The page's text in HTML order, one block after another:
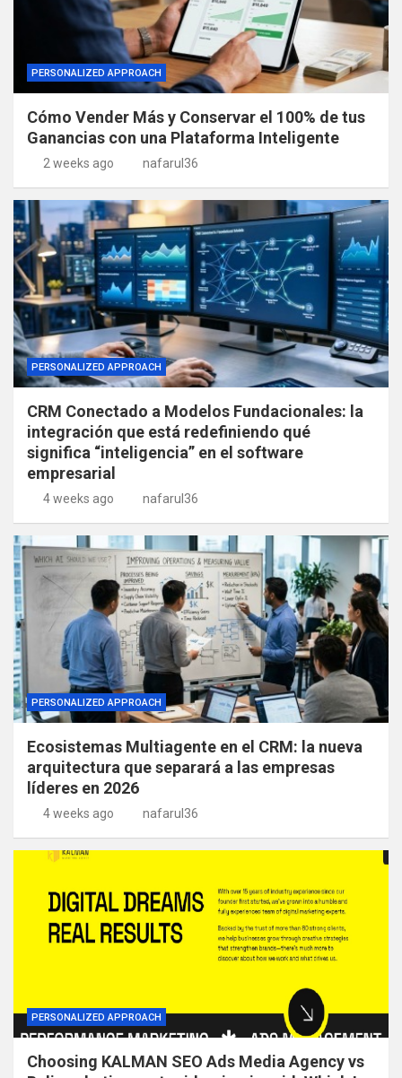
PERSONALIZED APPROACH
Cómo Vender Más y Conservar el 100% de tus
Ganancias con una Plataforma Inteligente
2 weeks ago nafarul36
PERSONALIZED APPROACH
CRM Conectado a Modelos Fundacionales: la
integración que está redefiniendo qué
significa “inteligencia” en el software
empresarial
4 weeks ago nafarul36
PERSONALIZED APPROACH
Ecosistemas Multiagente en el CRM: la nueva
arquitectura que separará a las empresas
líderes en 2026
4 weeks ago nafarul36
PERSONALIZED APPROACH
Choosing KALMAN SEO Ads Media Agency vs